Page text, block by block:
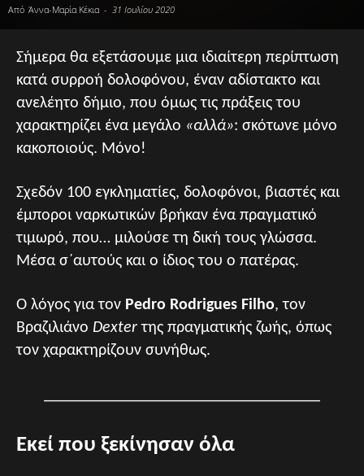
Από Άννα-Μαρία Κέκια - 31 Ιουλίου 2020
Σήμερα θα εξετάσουμε μια ιδιαίτερη περίπτωση
κατά συρροή δολοφόνου, έναν αδίστακτο και
ανελέητο δήμιο, που όμως τις πράξεις του
χαρακτηρίζει ένα μεγάλο «αλλά»: σκότωνε μόνο
κακοποιούς. Μόνο!
Σχεδόν 100 εγκληματίες, δολοφόνοι, βιαστές και
έμποροι ναρκωτικών βρήκαν ένα πραγματικό
τιμωρό, που… μιλούσε τη δική τους γλώσσα.
Μέσα σ΄αυτούς και ο ίδιος του ο πατέρας.
Ο λόγος για τον Pedro Rodrigues Filho, τον
Βραζιλιάνο Dexter της πραγματικής ζωής, όπως
τον χαρακτηρίζουν συνήθως.
Εκεί που ξεκίνησαν όλα